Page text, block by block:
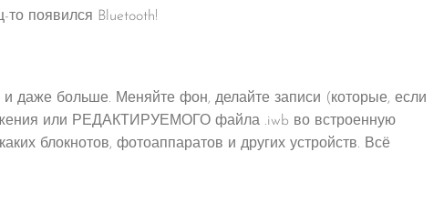
появился Bluetooth!
даже больше. Меняйте фон, делайте записи (которые, если
или РЕДАКТИРУЕМОГО файла .iwb во встроенную
блокнотов, фотоаппаратов и других устройств. Всё